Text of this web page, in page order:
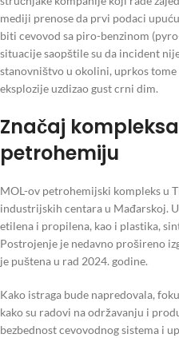
mediji prenose da prvi podaci
biti cevovod sa piro-benzinom
situacije saopštile su da incident
stanovništvo u okolini, uprkos
eksplozije uzdizao gust crni dim.
Značaj
petrohemiju
MOL-ov petrohemijski kompleks u
industrijskih centara u Mađarskoj.
etilena i propilena, kao i plastika,
Postrojenje je nedavno prošireno
je puštena u rad 2024. godine.
Kako istraga bude napredovala,
kako su radovi na održavanju i
bezbednost cevovodnog sistema i